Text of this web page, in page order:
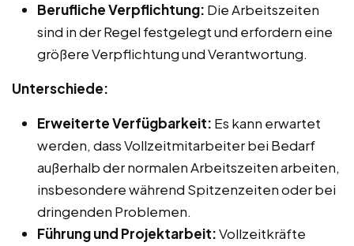
Berufliche Verpflichtung: Die Arbeitszeiten
sind in der Regel festgelegt und erfordern eine
größere Verpflichtung und Verantwortung.
Unterschiede:
Erweiterte Verfügbarkeit: Es kann erwartet
werden, dass Vollzeitmitarbeiter bei Bedarf
außerhalb der normalen Arbeitszeiten arbeiten,
insbesondere während Spitzenzeiten oder bei
dringenden Problemen.
Führung und Projektarbeit:Vollzeitkräfte